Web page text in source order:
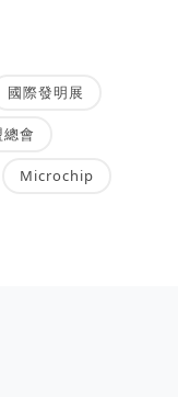
國際發明展
會
Microchip